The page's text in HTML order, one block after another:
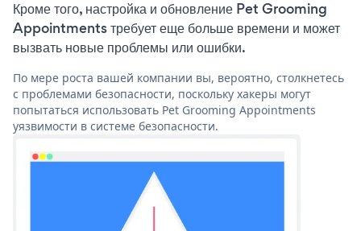
Кроме того, настройка и обновление Pet Grooming
Appointments требует еще больше времени и может
вызвать новые проблемы или ошибки.
По мере роста вашей компании вы, вероятно, столкнетесь
с проблемами безопасности, поскольку хакеры могут
попытаться использовать Pet Grooming Appointments
уязвимости в системе безопасности.